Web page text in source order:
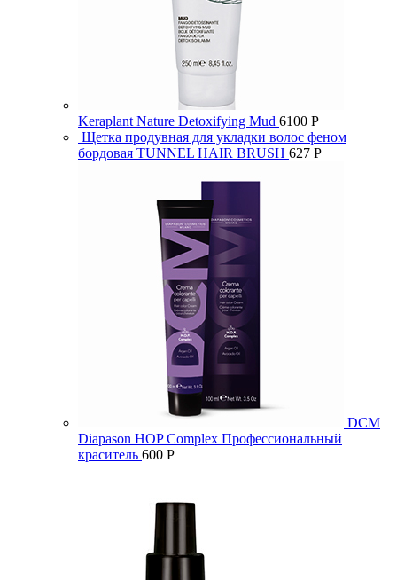
Keraplant Nature Detoxifying Mud 6100 Р
Щетка продувная для укладки волос феном
бордовая TUNNEL HAIR BRUSH 627 Р
DCM
Diapason HOP Complex Профессиональный
краситель 600 Р